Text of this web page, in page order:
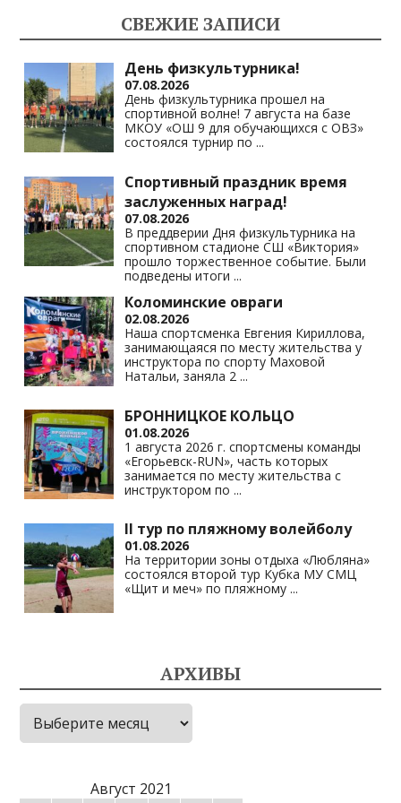
as
s
ni
ki
a
m
A
p
p
Li
n
k
СВЕЖИЕ ЗАПИСИ
День физкультурника!
07.08.2026
День физкультурника прошел на
спортивной волне! 7 августа на базе
МКОУ «ОШ 9 для обучающихся с ОВЗ»
состоялся турнир по ...
Спортивный праздник время
заслуженных наград!
07.08.2026
В преддверии Дня физкультурника на
спортивном стадионе СШ «Виктория»
прошло торжественное событие. Были
подведены итоги ...
Коломинские овраги
02.08.2026
Наша спортсменка Евгения Кириллова,
занимающаяся по месту жительства у
инструктора по спорту Маховой
Натальи, заняла 2 ...
БРОННИЦКОЕ КОЛЬЦО
01.08.2026
1 августа 2026 г. спортсмены команды
«Егорьевск-RUN», часть которых
занимается по месту жительства с
инструктором по ...
II тур по пляжному волейболу
01.08.2026
На территории зоны отдыха «Любляна»
состоялся второй тур Кубка МУ СМЦ
«Щит и меч» по пляжному ...
АРХИВЫ
Архивы
Август 2021